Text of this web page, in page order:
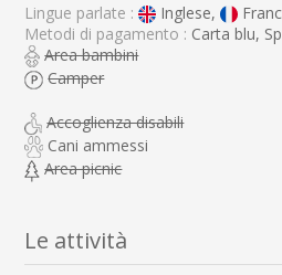
Lingue parlate : Inglese,
Metodi di pagamento : Carta blu,
Area bambini
Camper
Accoglienza disabili
Cani ammessi
Area picnic
Le attività